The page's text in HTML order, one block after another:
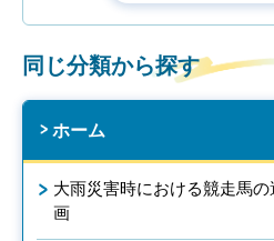
同じ分類から探す
ホーム
大雨災害時における競走馬
画